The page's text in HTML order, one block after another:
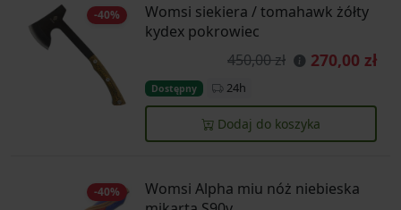
-40%
Womsi siekiera / tomahawk żółty
kydex pokrowiec
450,00 zł
270,00 zł
Dostępny 24h
Dodaj do koszyka
-40%
Womsi Alpha miu nóż niebieska